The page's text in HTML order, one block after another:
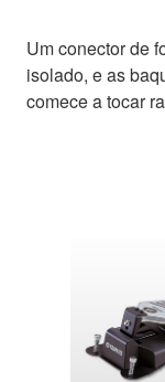
Um conector de
isolado, e as
comece a tocar